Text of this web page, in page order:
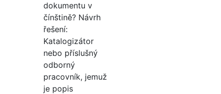
dokumentu v
čínštině? Návrh
řešení:
Katalogizátor
nebo příslušný
odborný
pracovník, jemuž
je popis